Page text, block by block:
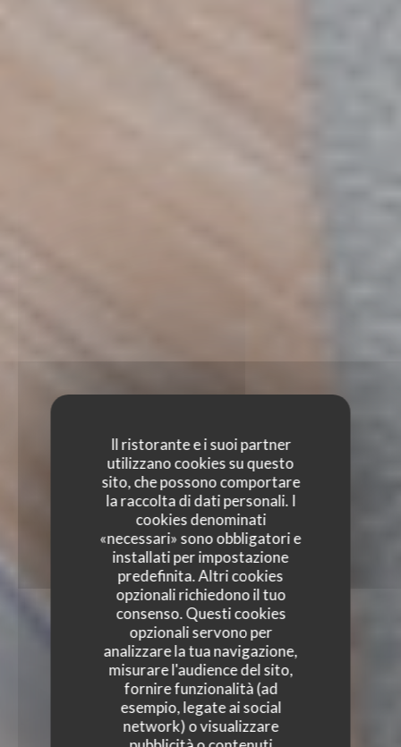
Il ristorante e i suoi partner
utilizzano cookies su questo
sito, che possono comportare
la raccolta di dati personali. I
cookies denominati
«necessari» sono obbligatori e
installati per impostazione
predefinita. Altri cookies
opzionali richiedono il tuo
consenso. Questi cookies
opzionali servono per
analizzare la tua navigazione,
misurare l'audience del sito,
fornire funzionalità (ad
esempio, legate ai social
network) o visualizzare